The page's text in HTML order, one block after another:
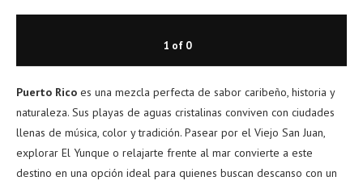
1 of 0
Puerto Rico es una mezcla perfecta de sabor caribeño, historia y
naturaleza. Sus playas de aguas cristalinas conviven con ciudades
llenas de música, color y tradición. Pasear por el Viejo San Juan,
explorar El Yunque o relajarte frente al mar convierte a este
destino en una opción ideal para quienes buscan descanso con un